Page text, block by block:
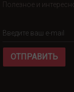
Полезное и
ОТПРАВИТЬ